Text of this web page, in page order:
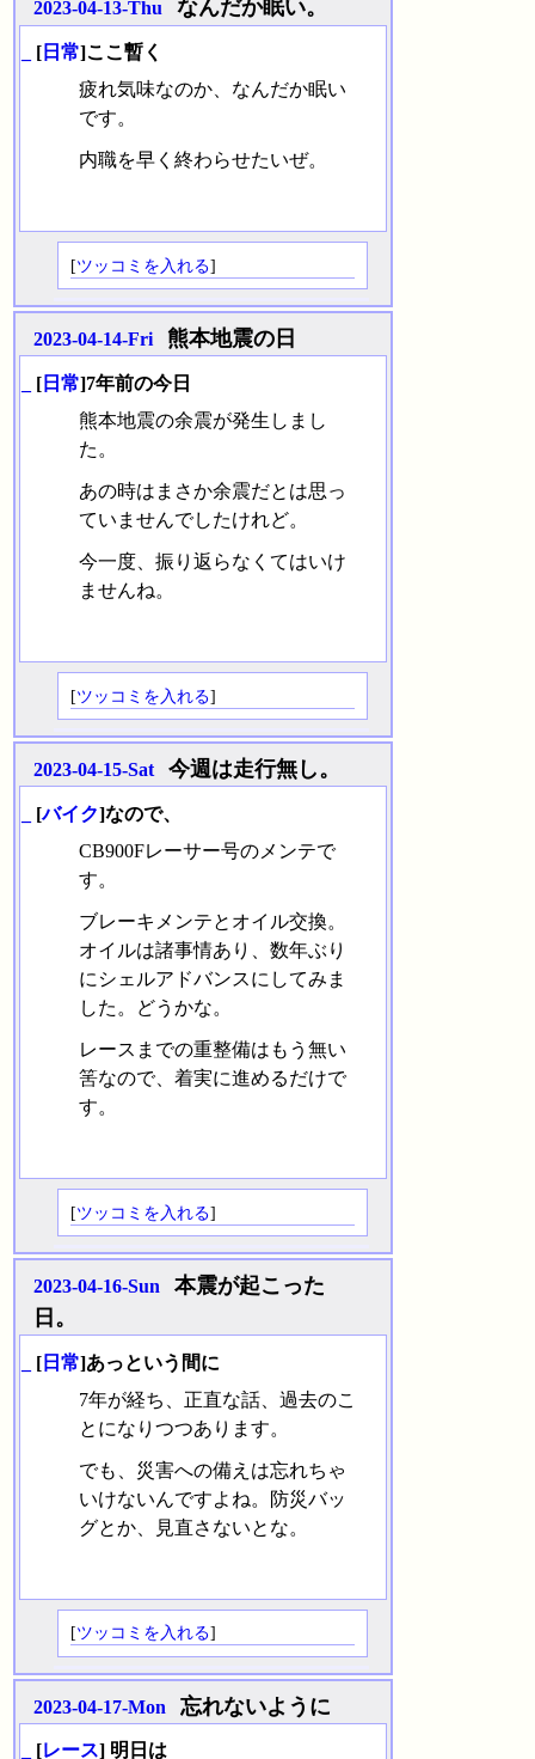
2023-04-13-Thu なんだか眠い。
[ 日常]ここ暫く
疲れ気味なのか、なんだか眠い
です。
内職を早く終わらせたいぜ。
[ツッコミを入れる]
2023-04-14-Fri 熊本地震の日
[ 日常]7年前の今日
熊本地震の余震が発生しまし
た。
あの時はまさか余震だとは思っ
ていませんでしたけれど。
今一度、振り返らなくてはいけ
ませんね。
[ツッコミを入れる]
2023-04-15-Sat 今週は走行無し。
[バイク]なので、
CB900Fレーサー号のメンテで
す。
ブレーキメンテとオイル交換。
オイルは諸事情あり、数年ぶり
にシェルアドバンスにしてみま
した。どうかな。
レースまでの重整備はもう無い
筈なので、着実に進めるだけで
す。
[ツッコミを入れる]
2023-04-16-Sun
本震が起こった
日。
[ 日常]あっという間に
7年が経ち、正直な話、過去のこ
とになりつつあります。
でも、災害への備えは忘れちゃ
いけないんですよね。防災バッ
グとか、見直さないとな。
[ツッコミを入れる]
2023-04-17-Mon 忘れないように
[レース] 明日は